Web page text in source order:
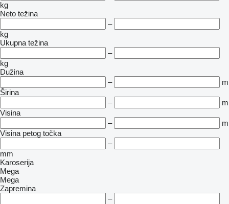
kg
Neto težina
–
kg
Ukupna težina
–
kg
Dužina
–
m
Širina
–
m
Visina
–
m
Visina petog točka
–
mm
Karoserija
Mega
Mega
Zapremina
–